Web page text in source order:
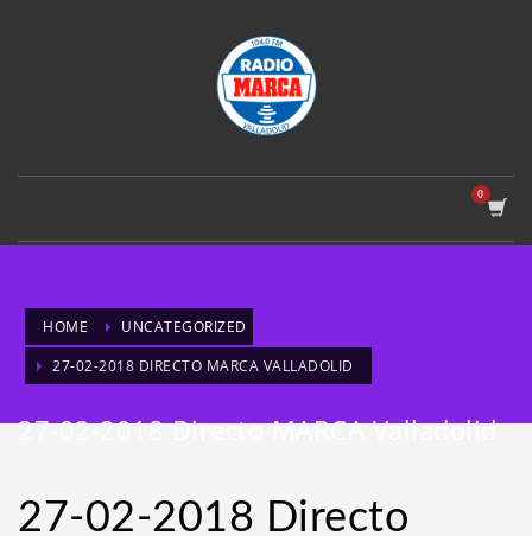
HOME
UNCATEGORIZED
27-02-2018 DIRECTO MARCA VALLADOLID
27-02-2018 Directo MARCA Valladolid
27-02-2018 Directo